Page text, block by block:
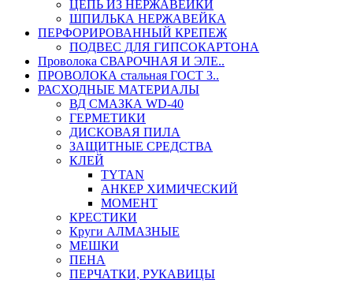
ЦЕПЬ ИЗ НЕРЖАВЕЙКИ
ШПИЛЬКА НЕРЖАВЕЙКА
ПЕРФОРИРОВАННЫЙ КРЕПЕЖ
ПОДВЕС ДЛЯ ГИПСОКАРТОНА
Проволока СВАРОЧНАЯ И ЭЛЕ..
ПРОВОЛОКА стальная ГОСТ 3..
РАСХОДНЫЕ МАТЕРИАЛЫ
ВД СМАЗКА WD-40
ГЕРМЕТИКИ
ДИСКОВАЯ ПИЛА
ЗАЩИТНЫЕ СРЕДСТВА
КЛЕЙ
TYTAN
АНКЕР ХИМИЧЕСКИЙ
МОМЕНТ
КРЕСТИКИ
Круги АЛМАЗНЫЕ
МЕШКИ
ПЕНА
ПЕРЧАТКИ, РУКАВИЦЫ